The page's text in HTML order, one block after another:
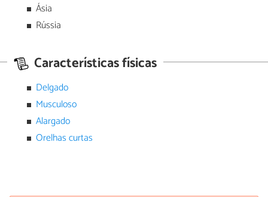
Ásia
Rússia
Características físicas
Delgado
Musculoso
Alargado
Orelhas curtas